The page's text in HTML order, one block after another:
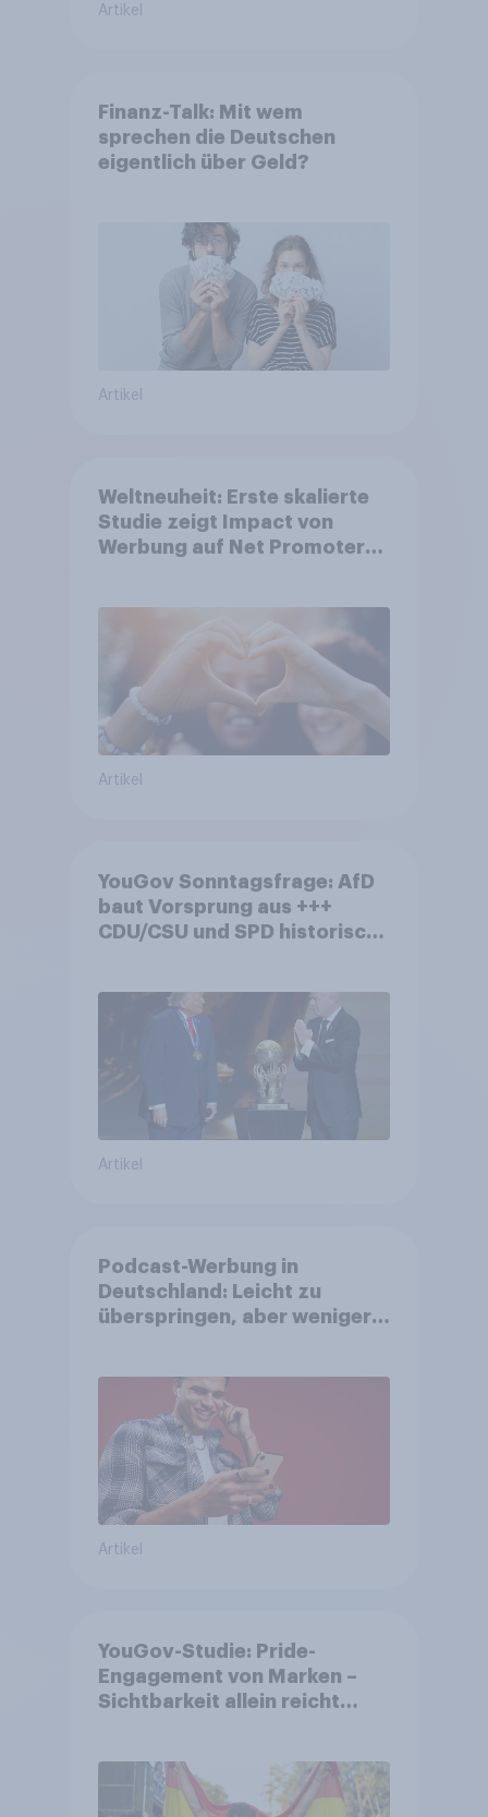
Artikel
Finanz-Talk: Mit wem
sprechen die Deutschen
eigentlich über Geld?
Artikel
Weltneuheit: Erste skalierte
Studie zeigt Impact von
Werbung auf Net Promoter
Artikel
YouGov Sonntagsfrage: AfD
baut Vorsprung aus +++
CDU/CSU und SPD historisch
Fußball-WM ohne Politik
Artikel
Podcast-Werbung in
Deutschland: Leicht zu
überspringen, aber weniger
Artikel
YouGov-Studie: Pride-
Engagement von Marken –
Sichtbarkeit allein reicht